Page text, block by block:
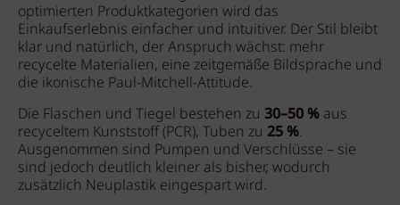
optimierten Produktkategorien wird das
Einkaufserlebnis einfacher und intuitiver. Der Stil bleibt
klar und natürlich, der Anspruch wächst: mehr
recycelte Materialien, eine zeitgemäße Bildsprache und
die ikonische Paul-Mitchell-Attitude.
Die Flaschen und Tiegel bestehen zu 30–50 % aus
recyceltem Kunststoff (PCR), Tuben zu 25 %.
Ausgenommen sind Pumpen und Verschlüsse – sie
sind jedoch deutlich kleiner als bisher, wodurch
zusätzlich Neuplastik eingespart wird.